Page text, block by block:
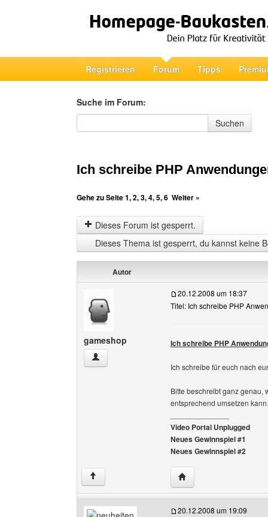
Registrieren Forum Tipps
Suche im Forum:
Suche im Forum
Suchen
Ich schreibe PHP
Gehe zu Seite1,2,3,4,5,6 Weiter »
Dieses Forum ist gesperrt.
Dieses Thema ist gesperrt, du kannst keine
Autor
gameshop
gameshop Benutzer-Profile anzeigen
20.12.2008 um 18:37
Titel: Ich schreibe PHP
Ich schreibe PHP
Ich schreibe für euch nach
Bitte beschreibt ganz genau,
entsprechend umsetzen kann.
Video Portal Unplugged
Neues Gewinnspiel #1
Neues Gewinnspiel #2
↑ Website dieses
20.12.2008 um 19:09